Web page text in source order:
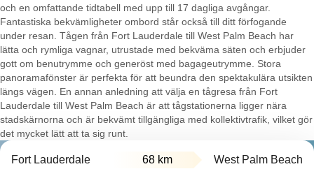
och en omfattande tidtabell med upp till 17 dagliga avgångar.
Fantastiska bekvämligheter ombord står också till ditt förfogande
under resan. Tågen från Fort Lauderdale till West Palm Beach har
lätta och rymliga vagnar, utrustade med bekväma säten och erbjuder
gott om benutrymme och generöst med bagageutrymme. Stora
panoramafönster är perfekta för att beundra den spektakulära utsikten
längs vägen. En annan anledning att välja en tågresa från Fort
Lauderdale till West Palm Beach är att tågstationerna ligger nära
stadskärnorna och är bekvämt tillgängliga med kollektivtrafik, vilket gör
det mycket lätt att ta sig runt.
Fort Lauderdale 68 km West Palm Beach